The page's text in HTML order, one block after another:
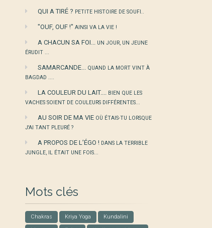
QUI A TIRÉ ? PETITE HISTOIRE DE SOUFI..
"OUF, OUF !" AINSI VA LA VIE !
A CHACUN SA FOI... UN JOUR, UN JEUNE
ÉRUDIT ...
SAMARCANDE... QUAND LA MORT VINT À
BAGDAD ....
LA COULEUR DU LAIT.... BIEN QUE LES
VACHES SOIENT DE COULEURS DIFFÉRENTES...
AU SOIR DE MA VIE OÙ ÉTAIS-TU LORSQUE
J'AI TANT PLEURÉ ?
A PROPOS DE L’ÉGO ! DANS LA TERRIBLE
JUNGLE, IL ÉTAIT UNE FOIS...
Mots clés
Chakras Kriya Yoga Kundalini